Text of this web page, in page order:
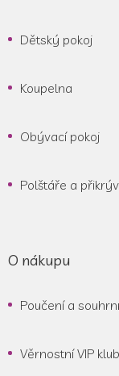
Dětský pokoj
Koupelna
Obývací pokoj
Polštáře a
O nákupu
Poučení a
Věrnostní VIP klub